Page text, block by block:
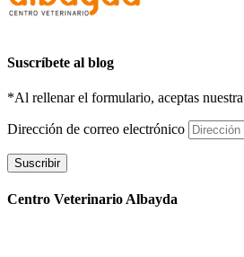
Suscríbete al blog
*Al rellenar el formulario, aceptas
Dirección de correo electrónico
Suscribir
Centro Veterinario Albayda